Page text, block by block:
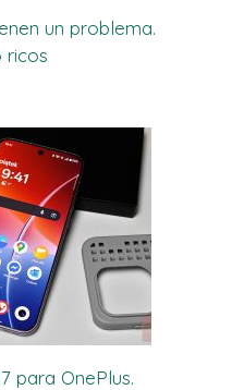
un problema.
ricos
para OnePlus.